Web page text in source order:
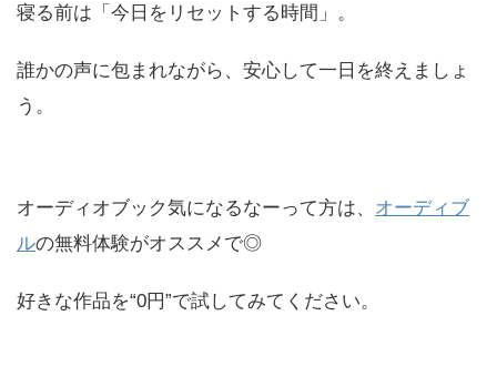
寝る前は「今日をリセットする時間」。
誰かの声に包まれながら、安心して一日を終えましょ
う。
オーディオブック気になるなーって方は、 オーディブ
ルの無料体験がオススメで◎
好きな作品を“0円”で試してみてください。